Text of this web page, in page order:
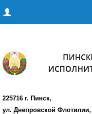
225716 г. Пинск,
ул. Днепровской Флотилии,